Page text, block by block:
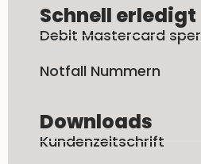
Schnell erledigt
Debit Mastercard
Notfall Nummern
Downloads
Kundenzeitschrift